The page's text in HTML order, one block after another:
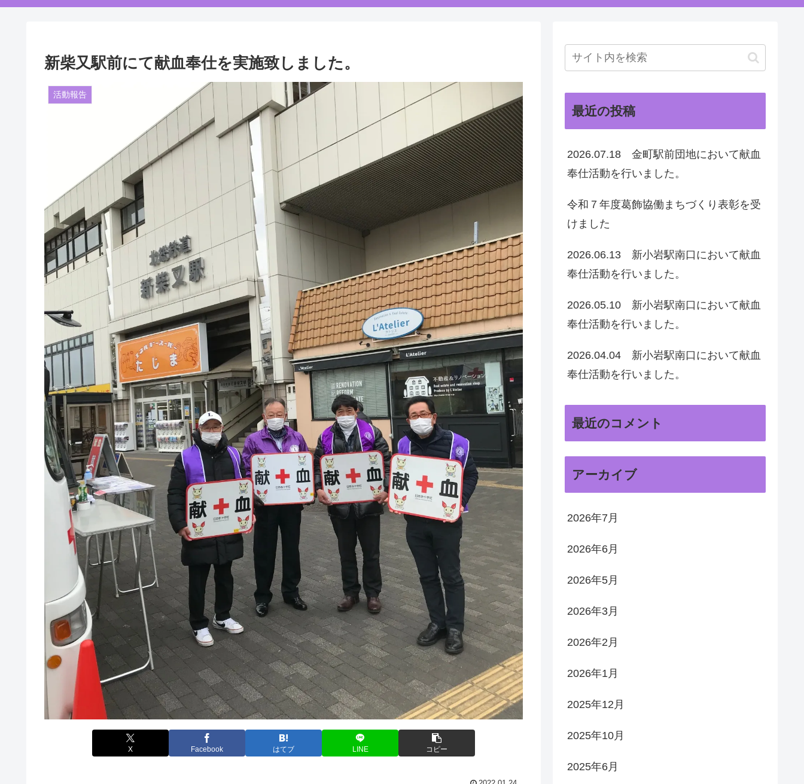
新柴又駅前にて献血奉仕を実施致しました。
活動報告
X Facebook はてブ LINE コピー
最近の投稿
2026.07.18 金町駅前団地において献血
奉仕活動を行いました。
令和７年度葛飾協働まちづくり表彰を受
けました
2026.06.13 新小岩駅南口において献血
奉仕活動を行いました。
2026.05.10 新小岩駅南口において献血
奉仕活動を行いました。
2026.04.04 新小岩駅南口において献血
奉仕活動を行いました。
最近のコメント
アーカイブ
2026年7月
2026年6月
2026年5月
2026年3月
2026年2月
2026年1月
2025年12月
2025年10月
2025年6月